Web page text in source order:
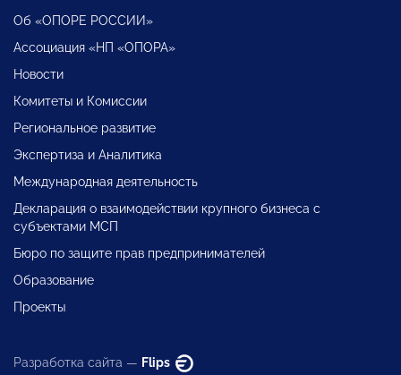
Об «ОПОРЕ РОССИИ»
Ассоциация «НП «ОПОРА»
Новости
Комитеты и Комиссии
Региональное развитие
Экспертиза и Аналитика
Международная деятельность
Декларация о взаимодействии крупного бизнеса с
субъектами МСП
Бюро по защите прав предпринимателей
Образование
Проекты
Разработка сайта — Flips